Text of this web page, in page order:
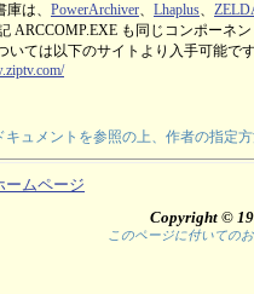
庫は、 PowerArchiver、 Lhaplus、
ARCCOMP.EXE も同じコンポーネ
いては以下のサイトより入手可能で
ュメントを参照の上、作者の指定
ームページ
Copyright ©
このページに付いての